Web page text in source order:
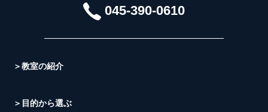
045-390-0610
＞教室の紹介
＞目的から選ぶ